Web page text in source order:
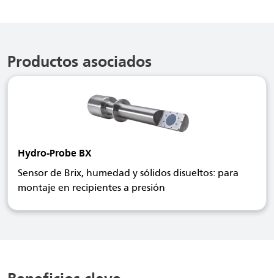
Productos asociados
Hydro-Probe BX
Sensor de Brix, humedad y sólidos disueltos: para
montaje en recipientes a presión